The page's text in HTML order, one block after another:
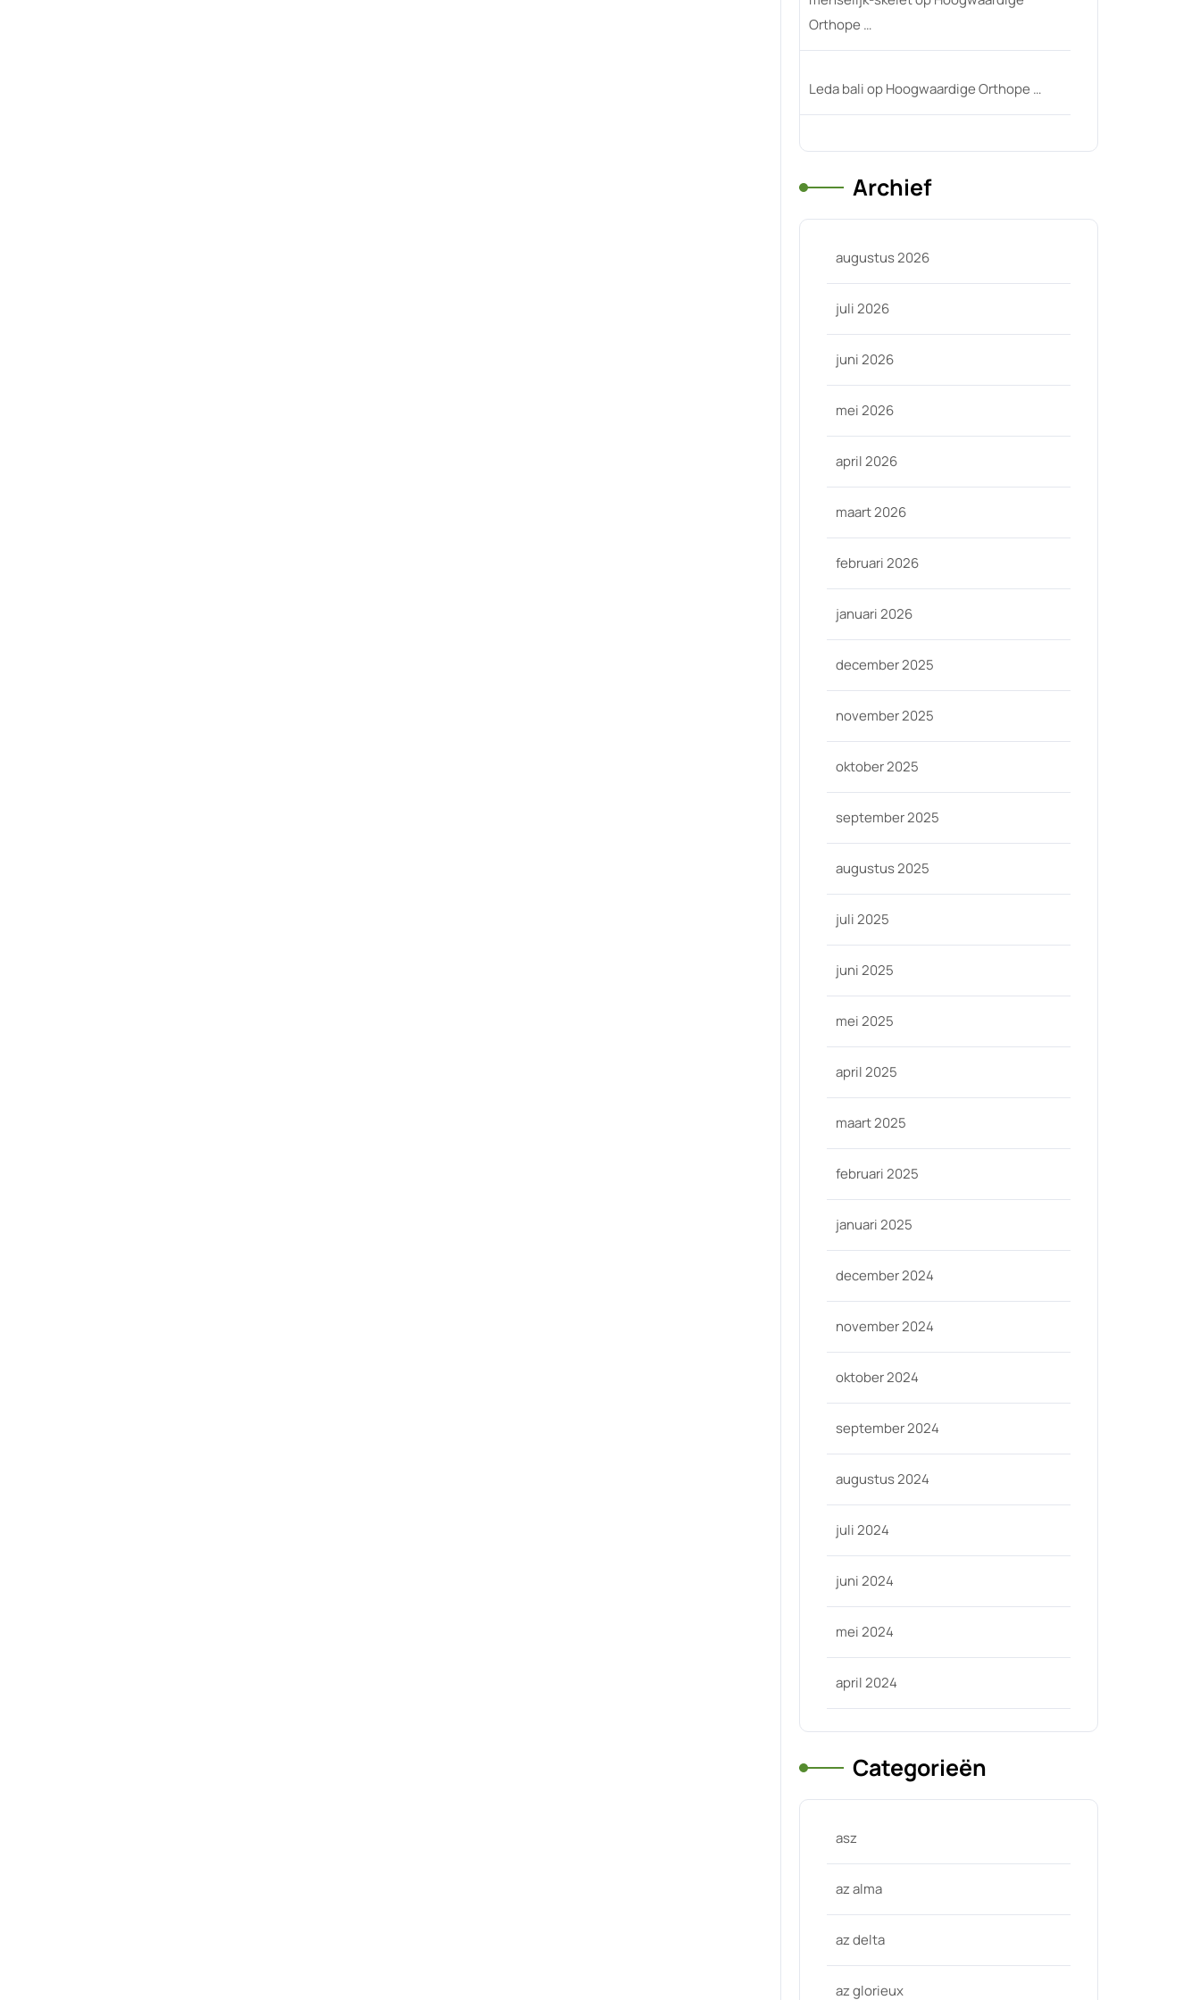
Orthope …
Leda baliopHoogwaardige Orthope …
Archief
augustus 2026
juli 2026
juni 2026
mei 2026
april 2026
maart 2026
februari 2026
januari 2026
december 2025
november 2025
oktober 2025
september 2025
augustus 2025
juli 2025
juni 2025
mei 2025
april 2025
maart 2025
februari 2025
januari 2025
december 2024
november 2024
oktober 2024
september 2024
augustus 2024
juli 2024
juni 2024
mei 2024
april 2024
Categorieën
asz
az alma
az delta
az glorieux